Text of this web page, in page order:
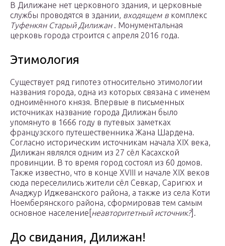
В Дилижане нет церковного здания, и церковные
службы проводятся в здании, входящем в комплекс
Туфенкян Старый Дилижан. Монументальная
церковь города строится с апреля 2016 года.
Этимология
Существует ряд гипотез относительно этимологии
названия города, одна из которых связана с именем
одноимённого князя. Впервые в письменных
источниках название города Дилижан было
упомянуто в 1666 году в путевых заметках
французского путешественника Жана Шардена.
Согласно историческим источникам начала XIX века,
Дилижан являлся одним из 27 сёл Касахской
провинции. В то время город состоял из 60 домов.
Также известно, что в конце XVIII и начале XIX веков
сюда переселились жители сёл Севкар, Саригюх и
Ачаджур Иджеванского района, а также из села Коти
Ноемберянского района, сформировав тем самым
основное население[ неавторитетный источник?].
До свидания, Дилижан!